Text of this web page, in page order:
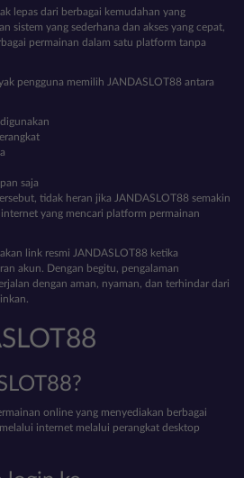
lepas dari berbagai kemudahan yang
sistem yang sederhana dan akses yang cepat,
permainan dalam satu platform tanpa
pengguna memilih JANDASLOT88 antara
saja
tidak heran jika JANDASLOT88 semakin
yang mencari platform permainan
link resmi JANDASLOT88 ketika
akun. Dengan begitu, pengalaman
dengan aman, nyaman, dan terhindar dari
online yang menyediakan berbagai
internet melalui perangkat desktop